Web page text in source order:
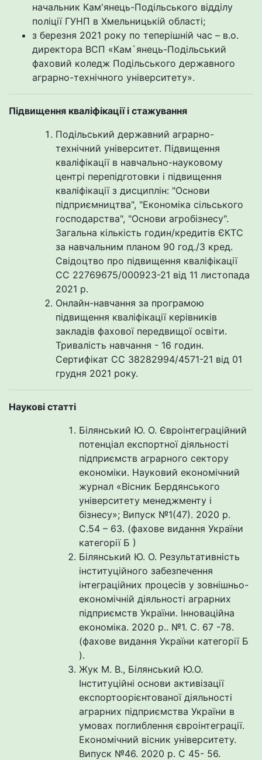
начальник Кам'янець-Подільського відділу
поліції ГУНП в Хмельницькій області;
з березня 2021 року по теперішній час – в.о.
директора ВСП «Кам`янець-Подільський
фаховий коледж Подільського державного
аграрно-технічного університету».
Підвищення кваліфікації і стажування
Подільський державний аграрно-
технічний університет. Підвищення
кваліфікації в навчально-науковому
центрі перепідготовки і підвищення
кваліфікації з дисциплін: "Основи
підприємництва", "Економіка сільського
господарства", "Основи агробізнесу".
Загальна кількість годин/кредитів ЄКТС
за навчальним планом 90 год./3 кред.
Свідоцтво про підвищення кваліфікації
СС 22769675/000923-21 від 11 листопада
2021 р.
Онлайн-навчання за програмою
підвищення кваліфікації керівників
закладів фахової передвищої освіти.
Тривалість навчання - 16 годин.
Сертифікат СС 38282994/4571-21 від 01
грудня 2021 року.
Наукові статті
Білянський Ю. О. Євроінтеграційний
потенціал експортної діяльності
підприємств аграрного сектору
економіки. Науковий економічний
журнал «Вісник Бердянського
університету менеджменту і
бізнесу»; Випуск №1(47). 2020 р.
С.54 – 63. (фахове видання України
категорії Б )
Білянський Ю. О. Результативність
інституційного забезпечення
інтеграційних процесів у зовнішньо-
економічній діяльності аграрних
підприємств України. Інноваційна
економіка. 2020 р.. №1. С. 67 -78.
(фахове видання України категорії Б
).
Жук М. В., Білянський Ю.О.
Інституційні основи активізації
експортоорієнтованої діяльності
аграрних підприємства України в
умовах поглиблення євроінтеграції.
Економічний вісник університету.
Випуск №46. 2020 р. С 45- 56.